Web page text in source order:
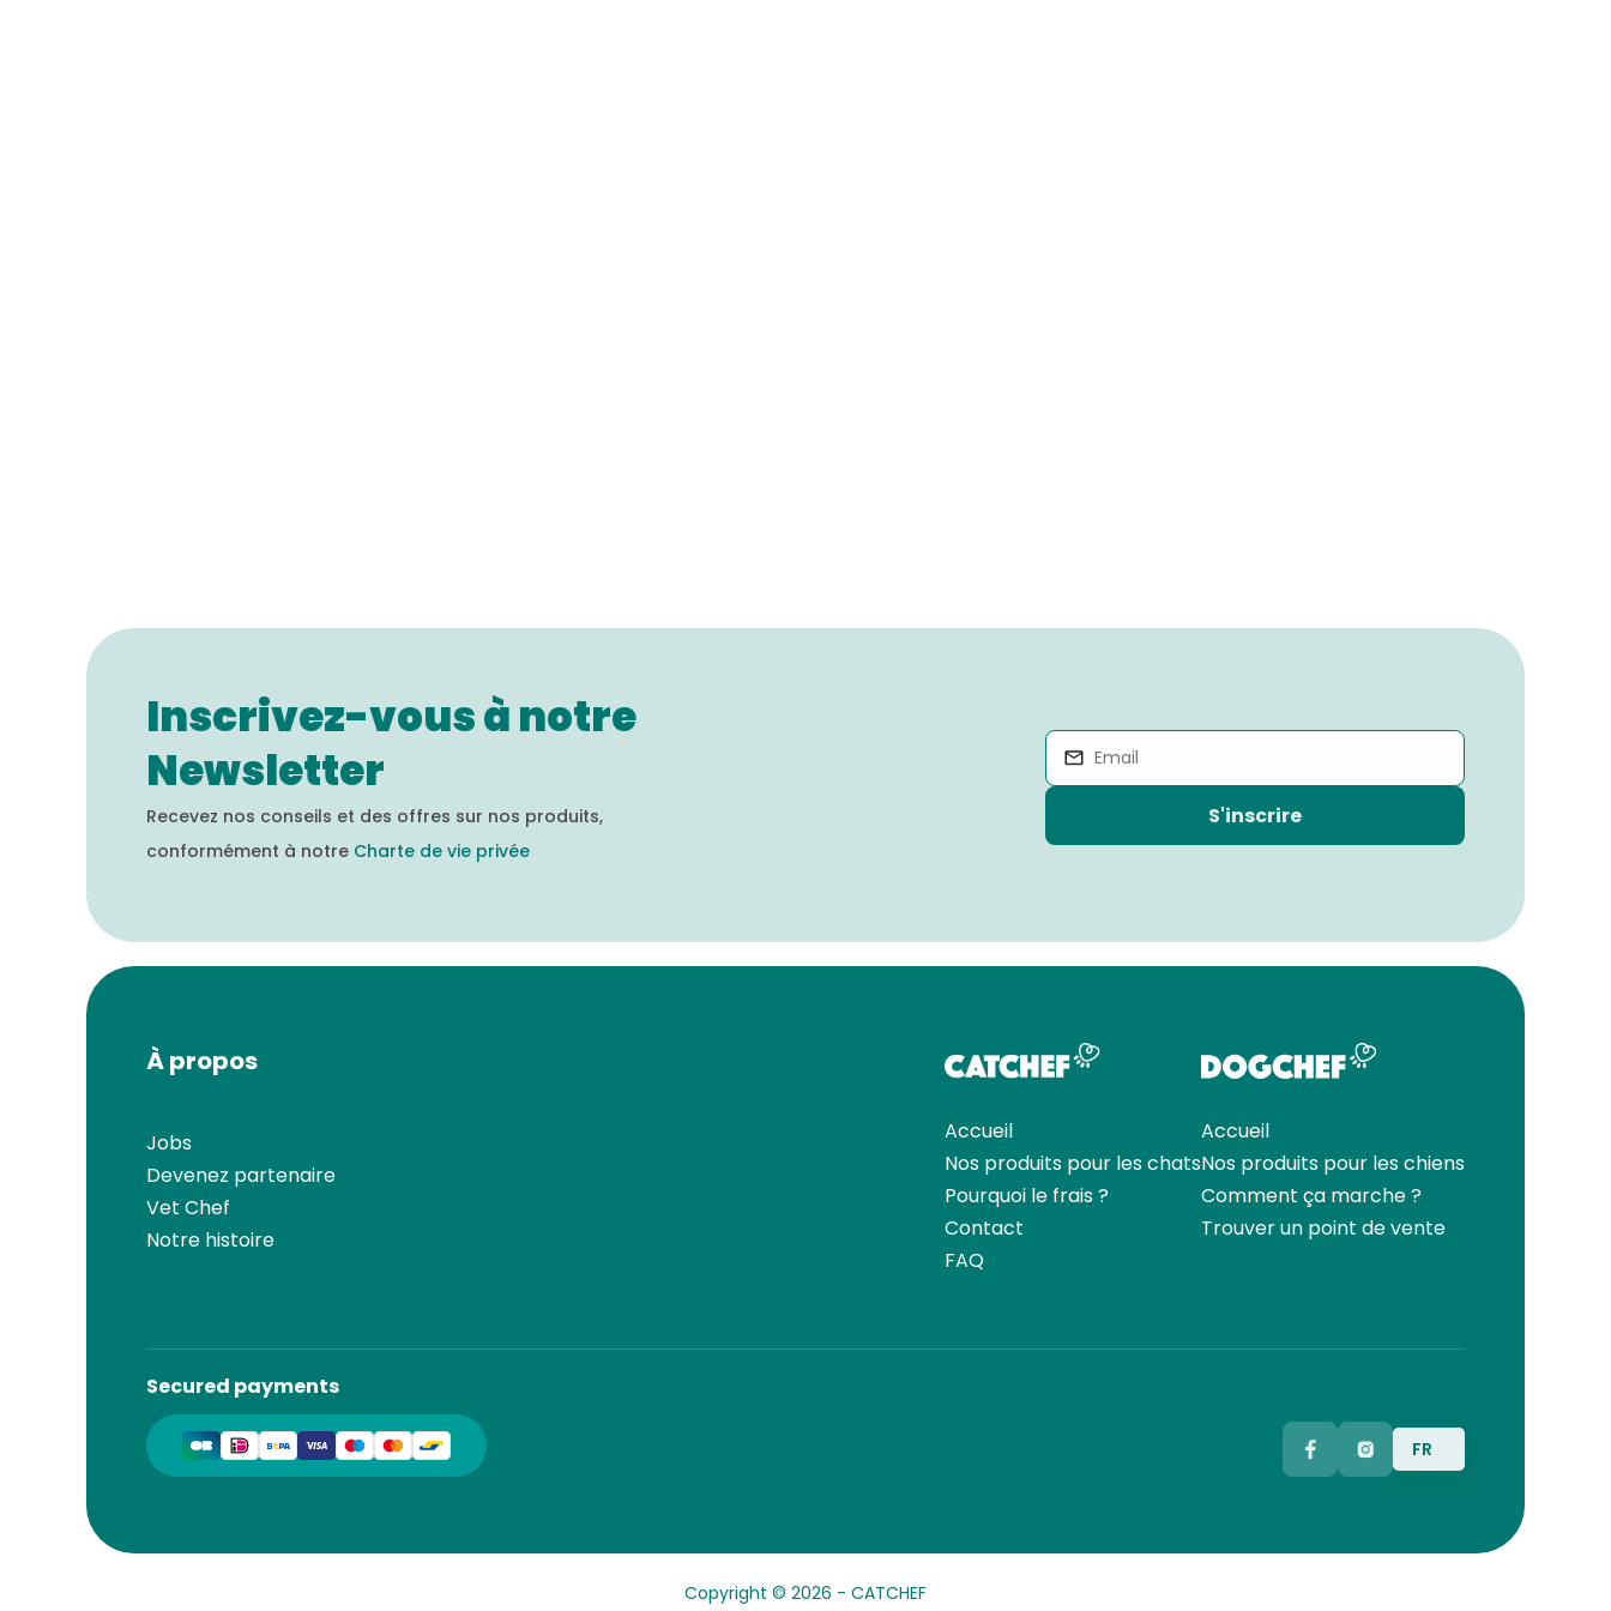
Inscrivez-vous à notre
Newsletter
Recevez nos conseils et des offres sur nos produits,
conformément à notre Charte de vie privée
S'inscrire
À propos
Jobs
Devenez partenaire
Vet Chef
Notre histoire
Accueil
Nos produits pour les chats
Pourquoi le frais ?
Contact
FAQ
Accueil
Nos produits pour les chiens
Comment ça marche ?
Trouver un point de vente
Secured payments
FR
Copyright © 2026 - CATCHEF